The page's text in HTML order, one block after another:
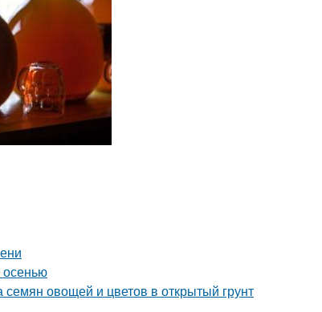
осенью
овощей и цветов в открытый грунт